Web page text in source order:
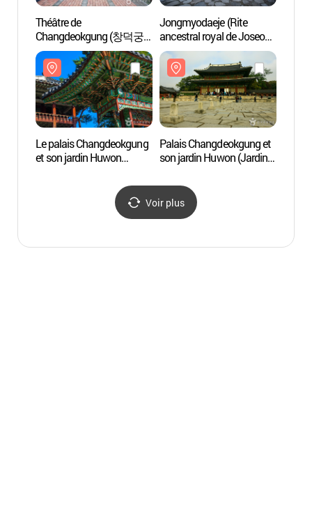
Théâtre de
Changdeokgung (창덕궁
소극장)
Jongmyodaeje (Rite
ancestral royal de Joseon)
(종묘대제)
Le palais Changdeokgung
et son jardin Huwon
Palais Changdeokgung et
son jardin Huwon (Jardin
Mondial de l'UNESCO]
(창덕궁과 후원)
Voir plus